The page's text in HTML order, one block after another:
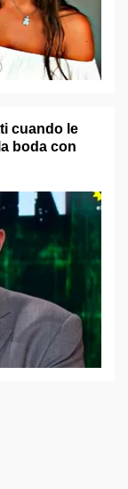
cuando le
boda con